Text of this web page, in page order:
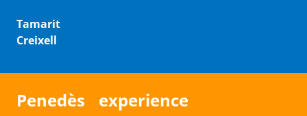
Tamarit
Creixell
Penedès experience